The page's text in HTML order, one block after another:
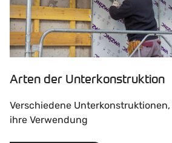
Arten der Unterkonstruktion
Verschiedene
ihre Verwendung